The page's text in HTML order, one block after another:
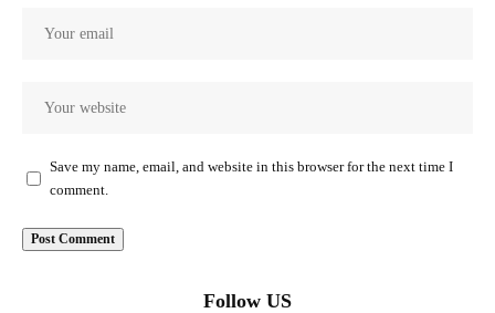
Save my name, email, and website in this browser for the next time I
comment.
Follow US